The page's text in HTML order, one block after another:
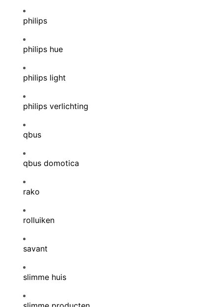
philips
philips hue
philips light
philips verlichting
qbus
qbus domotica
rako
rolluiken
savant
slimme huis